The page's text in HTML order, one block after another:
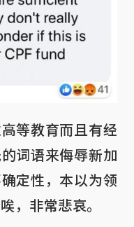
等教育而且有经
词语来侮辱新加
定性，本以为领
，非常悲哀。